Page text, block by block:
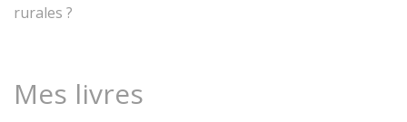
rurales ?
Mes livres